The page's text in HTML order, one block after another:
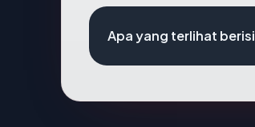
Apa yang terlihat